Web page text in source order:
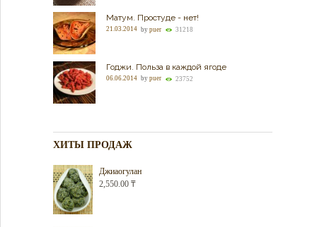
Матум. Простуде - нет!
21.03.2014 by puer 31218
Годжи. Польза в каждой ягоде
06.06.2014 by puer 23752
ХИТЫ ПРОДАЖ
Джиаогулан
2,550.00 ₸